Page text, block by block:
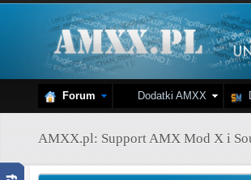
Forum Dodatki AMXX
AMXX.pl: Support AMX Mod X i